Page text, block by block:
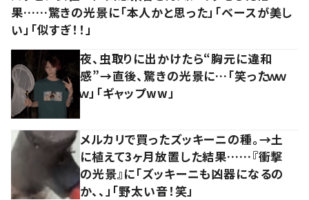
果……驚きの光景に「本人かと思った」「ベースが美し
い」「似すぎ！！」
夜、虫取りに出かけたら“胸元に違和
感”→直後、驚きの光景に…「笑ったｗｗ
ｗ」「ギャップww」
メルカリで買ったズッキーニの種。→土
に植えて3ヶ月放置した結果……『衝撃
の光景』に「ズッキーニも凶器になるの
か、、」「野太い音！笑」